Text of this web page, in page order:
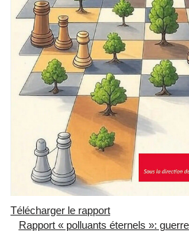
Télécharger le rapport
Rapport « polluants éternels »: